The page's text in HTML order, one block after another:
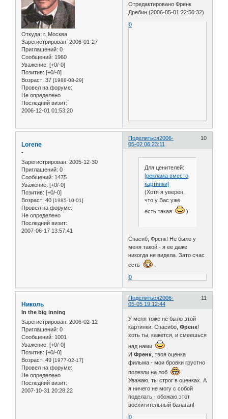
Откуда: г. Москва
Зарегистрирован: 2006-01-27
Приглашений: 0
Сообщений: 1960
Уважение: [+0/-0]
Позитив: [+0/-0]
Возраст: 37 [1988-08-29]
Провел на форуме:
Не определено
Последний визит:
2006-12-01 01:53:20
Отредактировано Френк
Дребин (2006-05-01 22:50:32)
0
Поделиться 10
2006-
05-02 06:23:11
Lorene
-
Зарегистрирован: 2005-12-30
Приглашений: 0
Сообщений: 1475
Уважение: [+0/-0]
Позитив: [+0/-0]
Возраст: 40 [1985-10-01]
Провел на форуме:
Не определено
Последний визит:
2007-06-17 13:57:41
Для ценителей:
[реклама вместо
картинки]
(Хотя я уверен,
что у Вас уже
есть такая
)
Спасиб, Френк! Не было у
меня такой - я ее даже
никогда не видела. Зато счас
есть
0
Поделиться 11
2006-
05-05 19:12:44
Николь
In the big inning
Зарегистрирован: 2006-02-12
Приглашений: 0
Сообщений: 1001
Уважение: [+0/-0]
Позитив: [+0/-0]
Возраст: 49 [1977-02-17]
Провел на форуме:
Не определено
Последний визит:
2007-10-31 20:28:22
У меня тоже не было этой
картинки. Спасибо,Френк!
хоть ты, кажется, и смеешься
над нами
ИФренк , твоя оценка
фильма - мои бровки грустно
полезли на лоб
Уважаю, ты строг в оценках. А
я ничего не могу с собой
поделать - обожаю этот
восхитительный балаган!
0